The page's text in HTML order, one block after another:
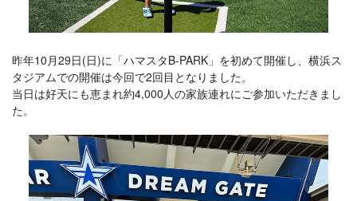
昨年10月29日(日)に「ハマスタB-PARK」を初めて開催し、横浜ス
タジアムでの開催は今回で2回目となりました。
当日は好天にも恵まれ約4,000人の家族連れにご参加いただきまし
た。